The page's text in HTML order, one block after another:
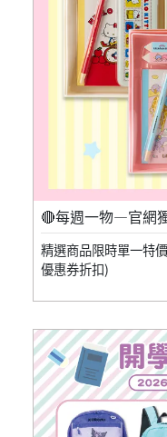
🔴每週一物—官網
精選商品限時單一特
優惠券折扣)